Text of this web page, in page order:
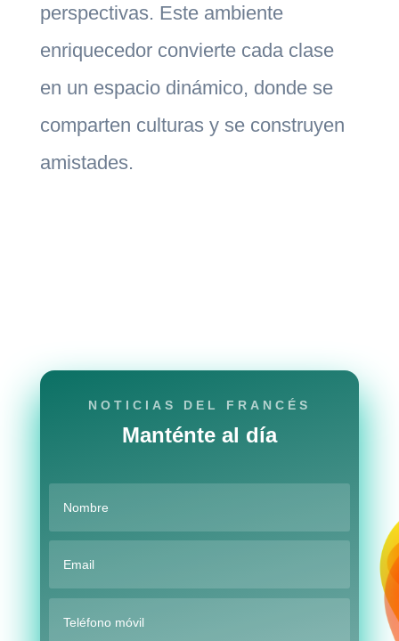
perspectivas. Este ambiente
enriquecedor convierte cada clase
en un espacio dinámico, donde se
comparten culturas y se construyen
amistades.
NOTICIAS DEL FRANCÉS
Manténte al día